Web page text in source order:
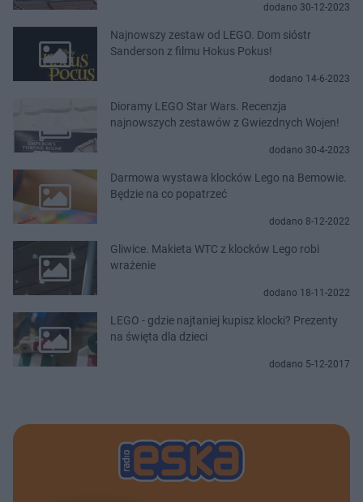
dodano 30-12-2023
Najnowszy zestaw od LEGO. Dom sióstr
Sanderson z filmu Hokus Pokus!
dodano 14-6-2023
Dioramy LEGO Star Wars. Recenzja
najnowszych zestawów z Gwiezdnych Wojen!
dodano 30-4-2023
Darmowa wystawa klocków Lego na Bemowie.
Będzie na co popatrzeć
dodano 8-12-2022
Gliwice. Makieta WTC z klocków Lego robi
wrażenie
dodano 18-11-2022
LEGO - gdzie najtaniej kupisz klocki? Prezenty
na święta dla dzieci
dodano 5-12-2017